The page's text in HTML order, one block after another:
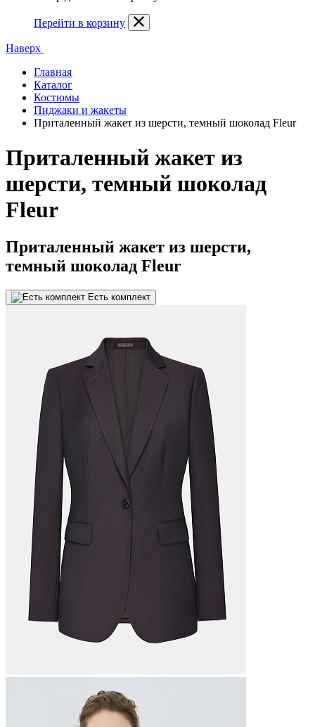
Перейти в корзину
Наверх
Главная
Каталог
Костюмы
Пиджаки и жакеты
Приталенный жакет из шерсти, темный шоколад Fleur
Приталенный жакет из
шерсти, темный шоколад
Fleur
Приталенный жакет из шерсти,
темный шоколад Fleur
Есть комплект